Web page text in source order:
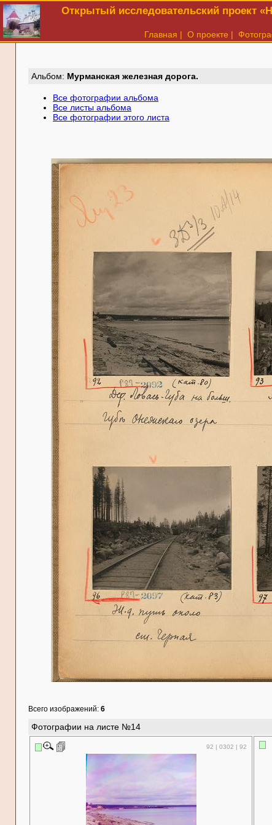
Открытый исследовательский проект
Главная | О проекте |
Aльбом: Мурманская железная дорога.
Все фотографии альбома
Все листы альбома
Все фотографии этого листа
Всего изображений: 6
Фотографии на листе №14
92 | 0302 | 92